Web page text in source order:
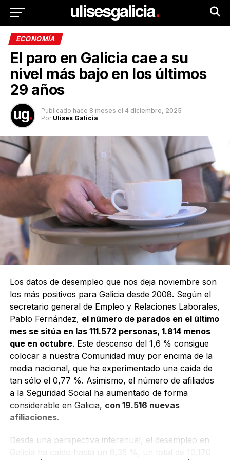
ECONOMÍA
El paro en Galicia cae a su
nivel más bajo en los últimos
29 años
Publicado hace 8 meses el 4 diciembre, 2025
Por Ulises Galicia
Los datos de desempleo que nos deja noviembre son
los más positivos para Galicia desde 2008. Según el
secretario general de Empleo y Relaciones Laborales,
Pablo Fernández, el número de parados en el último
mes se sitúa en las 111.572 personas, 1.814 menos
que en octubre. Este descenso del 1,6 % consigue
colocar a nuestra Comunidad muy por encima de la
media nacional, que ha experimentado una caída de
tan sólo el 0,77 %. Asimismo, el número de afiliados
a la Seguridad Social ha aumentado de forma
considerable en Galicia, con 19.516 nuevas
afiliaciones.
Desde una perspectiva interanual, el desempleo en